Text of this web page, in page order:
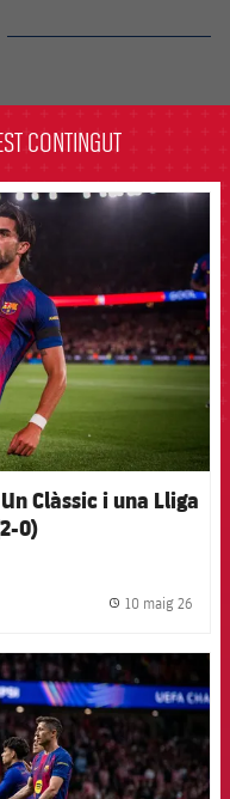
CONTINGUT
badge
Clàssic i una Lliga
0)
10 maig 26
badge